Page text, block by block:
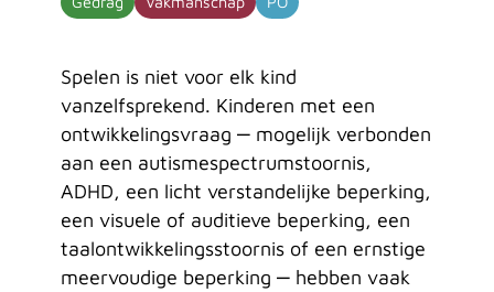
Spelen is niet voor elk kind
vanzelfsprekend. Kinderen met een
ontwikkelingsvraag ‒ mogelijk verbonden
aan een autismespectrumstoornis,
ADHD, een licht verstandelijke beperking,
een visuele of auditieve beperking, een
taalontwikkelingsstoornis of een ernstige
meervoudige beperking ‒ hebben vaak